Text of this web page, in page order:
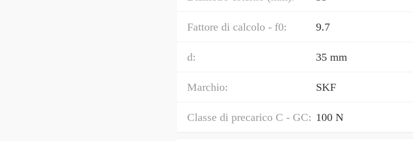
Fattore di calcolo - f0: 9.7
d: 35 mm
Marchio: SKF
Classe di precarico C - GC: 100 N